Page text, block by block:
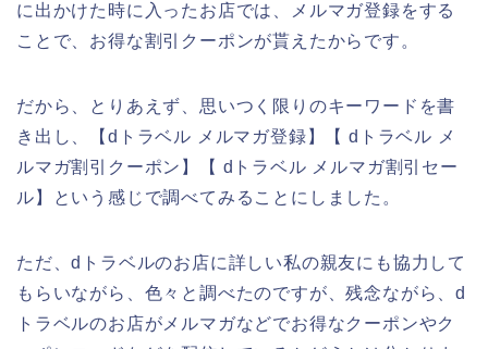
に出かけた時に入ったお店では、メルマガ登録をする
ことで、お得な割引クーポンが貰えたからです。
だから、とりあえず、思いつく限りのキーワードを書
き出し、【dトラベル メルマガ登録】【 dトラベル メ
ルマガ割引クーポン】【 dトラベル メルマガ割引セー
ル】という感じで調べてみることにしました。
ただ、dトラベルのお店に詳しい私の親友にも協力して
もらいながら、色々と調べたのですが、残念ながら、d
トラベルのお店がメルマガなどでお得なクーポンやク